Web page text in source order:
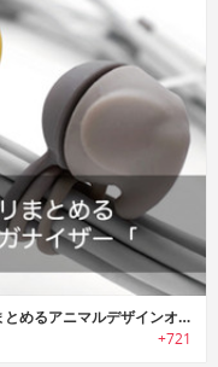
ZOO Cable Wraps｜ケーブル等をスッキリまとめるアニマルデザインオーガナイザー「ズーケーブル」
+721